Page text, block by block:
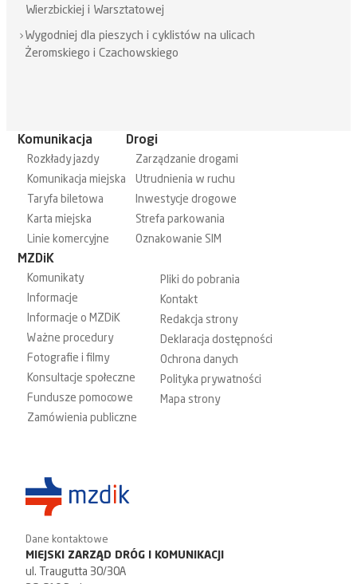
Wierzbickiej i Warsztatowej
Wygodniej dla pieszych i cyklistów na ulicach
Żeromskiego i Czachowskiego
Komunikacja
Rozkłady jazdy
Komunikacja miejska
Taryfa biletowa
Karta miejska
Linie komercyjne
Drogi
Zarządzanie drogami
Utrudnienia w ruchu
Inwestycje drogowe
Strefa parkowania
Oznakowanie SIM
MZDiK
Komunikaty
Informacje
Informacje o MZDiK
Ważne procedury
Fotografie i filmy
Konsultacje społeczne
Fundusze pomocowe
Zamówienia publiczne
Pliki do pobrania
Kontakt
Redakcja strony
Deklaracja dostępności
Ochrona danych
Polityka prywatności
Mapa strony
Dane kontaktowe
MIEJSKI ZARZĄD DRÓG I KOMUNIKACJI
ul. Traugutta 30/30A